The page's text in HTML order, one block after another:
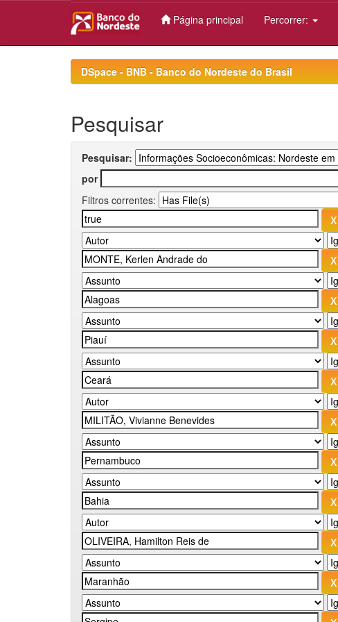
Página principal Percorrer:
DSpace - BNB - Banco do Nordeste do Brasil
Pesquisar
Pesquisar:
por
Filtros correntes: